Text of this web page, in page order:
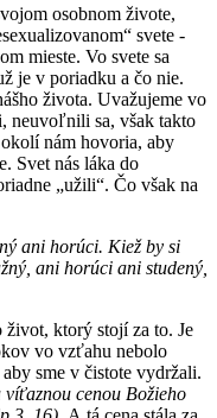
osobnom živote,
svete -
mieste. Vo svete sa
je v poriadku a čo nie.
života. Uvažujeme vo
neuvoľnili sa, však takto
nám hovoria, aby
Svet nás láka do
„užili“. Čo však na
ani horúci. Kiež by si
ani horúci ani studený,
ktorý stojí za to. Je
vo vzťahu nebolo
sme v čistote vydržali.
víťaznou cenou Božieho